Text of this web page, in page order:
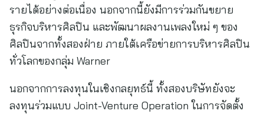
รายได้อย่างต่อเนื่อง นอกจากนี้ยังมีการร่วมกันขยาย
ธุรกิจบริหารศิลปิน และพัฒนาผลงานเพลงใหม่ ๆ ของ
ศิลปินจากทั้งสองฝ่าย ภายใต้เครือข่ายการบริหารศิลปิน
ทั่วโลกของกลุ่ม Warner
นอกจากการลงทุนในเชิงกลยุทธ์นี้ ทั้งสองบริษัทยังจะ
ลงทุนร่วมแบบ Joint-Venture Operation ในการจัดตั้ง